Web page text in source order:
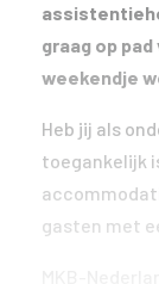
graag op
weekendje
Heb jij als
toegankelijk
gasten met